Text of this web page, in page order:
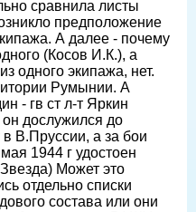
сравнила листы
предположение
А далее - почему
(Косов И.К.), а
одного экипажа, нет.
Румынии. А
- гв ст л-т Яркин
он дослужился до
в В.Пруссии, а за бои
1944 г удостоен
Может это
отдельно списки
состава или они